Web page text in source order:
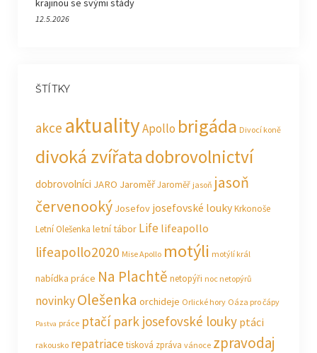
krajinou se svými stády
12.5.2026
ŠTÍTKY
akce aktualityApollo brigáda Divocí koně
divoká zvířatadobrovolnictví
dobrovolníci JARO JaroměřJaroměř jasoň jasoň
červenooký Josefov josefovské loukyKrkonoše
Letní Olešenka letní tábor Life lifeapollo
lifeapollo2020 Mise Apollo motýli motýlí král
nabídka práce Na Plachtě netopýři noc netopýrů
novinkyOlešenka orchideje Orlické hory Oáza pro čápy
Pastva práce ptačí park josefovské louky ptáci
rakousko repatriacetisková zpráva vánoce zpravodaj